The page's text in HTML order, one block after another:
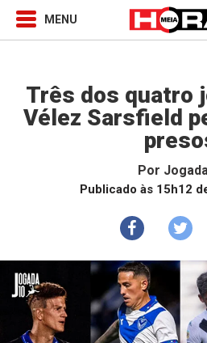
Três dos quatro
Vélez Sarsfield
Por
Publicado às 15h12